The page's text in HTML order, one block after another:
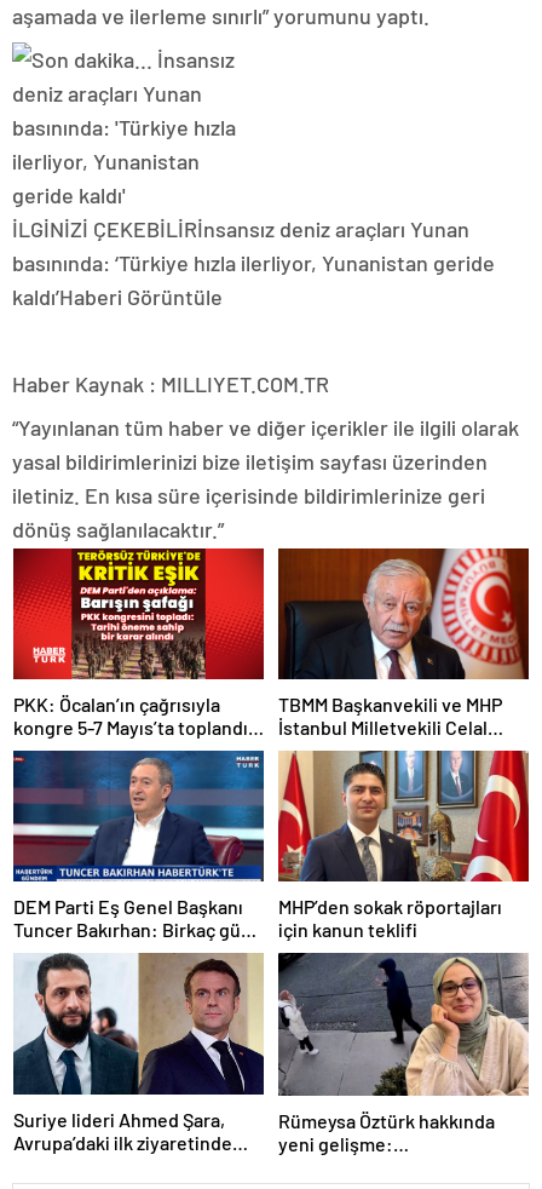
aşamada ve ilerleme sınırlı” yorumunu yaptı.
İLGİNİZİ ÇEKEBİLİRİnsansız deniz araçları Yunan
basınında: ‘Türkiye hızla ilerliyor, Yunanistan geride
kaldı’Haberi Görüntüle
Haber Kaynak : MILLIYET.COM.TR
“Yayınlanan tüm haber ve diğer içerikler ile ilgili olarak
yasal bildirimlerinizi bize iletişim sayfası üzerinden
iletiniz. En kısa süre içerisinde bildirimlerinize geri
dönüş sağlanılacaktır.”
PKK: Öcalan’ın çağrısıyla
kongre 5-7 Mayıs’ta toplandı!
Tarihi bir karar alındı!
TBMM Başkanvekili ve MHP
İstanbul Milletvekili Celal
Adan: Kan ve kin devri
kapanmıştır
DEM Parti Eş Genel Başkanı
Tuncer Bakırhan: Birkaç gün
içerisinde kongre kararları
açıklanacak
MHP’den sokak röportajları
için kanun teklifi
Suriye lideri Ahmed Şara,
Avrupa’daki ilk ziyaretinde
Rümeysa Öztürk hakkında
yeni gelişme: